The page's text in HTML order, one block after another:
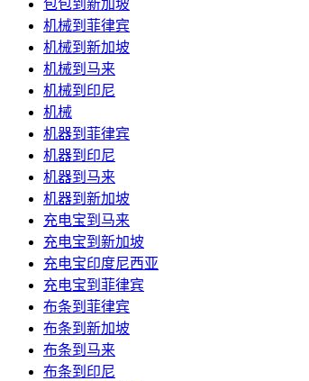
包包到新加坡
机械到菲律宾
机械到新加坡
机械到马来
机械到印尼
机械
机器到菲律宾
机器到印尼
机器到马来
机器到新加坡
充电宝到马来
充电宝到新加坡
充电宝印度尼西亚
充电宝到菲律宾
布条到菲律宾
布条到新加坡
布条到马来
布条到印尼